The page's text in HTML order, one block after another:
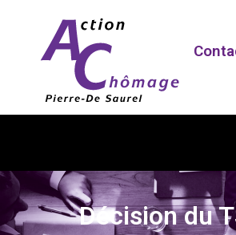
Décision du